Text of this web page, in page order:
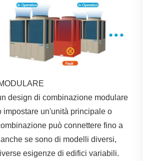
design di combinazione modulare
impostare un'unità principale o
può connettere fino a
se sono di modelli diversi,
esigenze di edifici variabili.